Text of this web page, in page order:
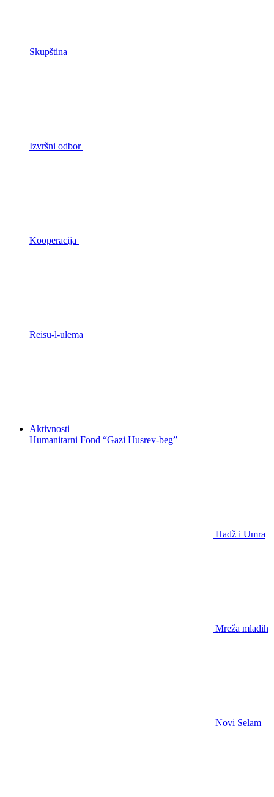
Skupština
Izvršni odbor
Kooperacija
Reisu-l-ulema
Aktivnosti
Humanitarni Fond “Gazi Husrev-beg”
Hadž i Umra
Mreža mladih
Novi Selam